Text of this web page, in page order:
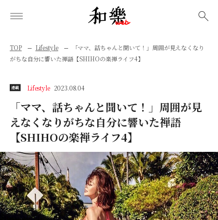
TOP Lifestyle
「ママ、話ちゃんと聞いて！」周囲が見えなくなり
がちな自分に響いた禅語【SHIHOの楽禅ライフ4】
連載 Lifestyle 2023.08.04
「ママ、話ちゃんと聞いて！」周囲が見
えなくなりがちな自分に響いた禅語
【SHIHOの楽禅ライフ4】